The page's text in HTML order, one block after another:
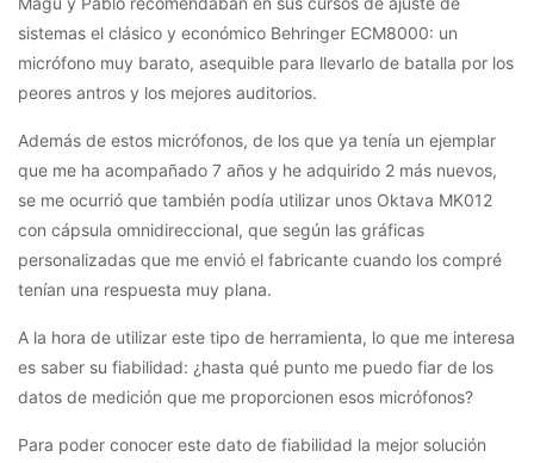
sistemas el clásico y económico Behringer ECM8000: un
micrófono muy barato, asequible para llevarlo de batalla por los
peores antros y los mejores auditorios.
Además de estos micrófonos, de los que ya tenía un ejemplar
que me ha acompañado 7 años y he adquirido 2 más nuevos,
se me ocurrió que también podía utilizar unos Oktava MK012
con cápsula omnidireccional, que según las gráficas
personalizadas que me envió el fabricante cuando los compré
tenían una respuesta muy plana.
A la hora de utilizar este tipo de herramienta, lo que me interesa
es saber su fiabilidad: ¿hasta qué punto me puedo fiar de los
datos de medición que me proporcionen esos micrófonos?
Para poder conocer este dato de fiabilidad la mejor solución